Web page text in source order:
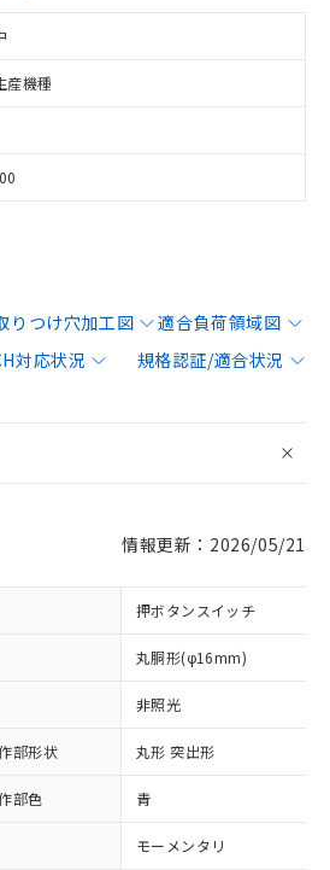
産機種
りつけ穴加工図
適合負荷領域図
対応状況 規格認証/適合状況
情報更新：2026/05/21
押ボタンスイッチ
丸胴形(φ16mm)
非照光
部形状 丸形 突出形
部色 青
モーメンタリ